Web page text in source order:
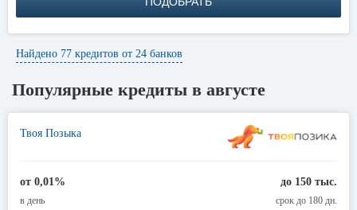
Найдено 77 кредитов от 24 банков
Популярные кредиты в августе
Твоя Позыка
от 0,01%
в день
до 150 тыс.
срок до 180 дн.